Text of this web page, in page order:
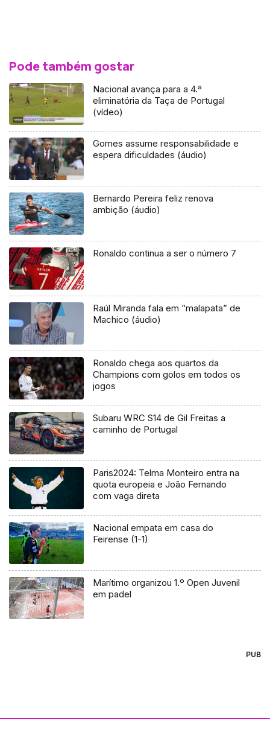
Pode também gostar
Nacional avança para a 4.ª
eliminatória da Taça de Portugal
(vídeo)
Gomes assume responsabilidade e
espera dificuldades (áudio)
Bernardo Pereira feliz renova
ambição (áudio)
Ronaldo continua a ser o número 7
Raúl Miranda fala em “malapata” de
Machico (áudio)
Ronaldo chega aos quartos da
Champions com golos em todos os
jogos
Subaru WRC S14 de Gil Freitas a
caminho de Portugal
Paris2024: Telma Monteiro entra na
quota europeia e João Fernando
com vaga direta
Nacional empata em casa do
Feirense (1-1)
Marítimo organizou 1.º Open Juvenil
em padel
PUB